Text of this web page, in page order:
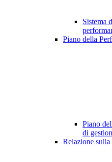
Sistema
Piano della
Piano
di
Relazione sulla